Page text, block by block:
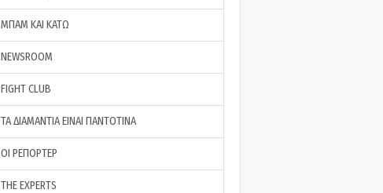
ΜΠΑΜ ΚΑΙ ΚΑΤΩ
NEWSROOM
FIGHT CLUB
ΤΑ ΔΙΑΜΑΝΤΙΑ ΕΙΝΑΙ ΠΑΝΤΟΤΙΝΑ
ΟΙ ΡΕΠΟΡΤΕΡ
THE EXPERTS